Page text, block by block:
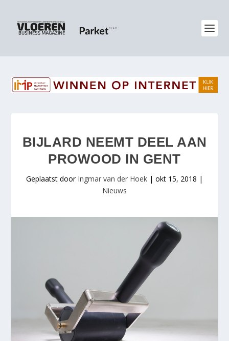
BIJLARD NEEMT DEEL AAN
PROWOOD IN GENT
Geplaatst door Ingmar van der Hoek | okt 15, 2018 |
Nieuws